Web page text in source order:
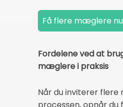
Fordelene ved at
mæglere i praksis
Når du inviterer
processen, opnår du